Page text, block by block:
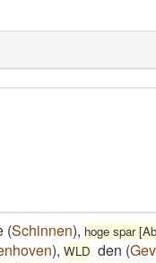
(Schinnen), hoge spar
), WLD den (